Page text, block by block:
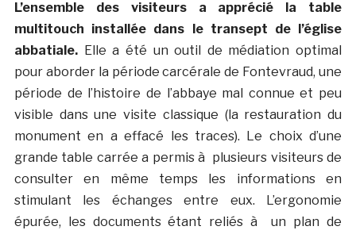
L’ensemble des visiteurs a apprécié la table
multitouch installée dans le transept de l’église
abbatiale.Elle a été un outil de médiation optimal
pour aborder la période carcérale de Fontevraud, une
période de l’histoire de l’abbaye mal connue et peu
visible dans une visite classique (la restauration du
monument en a effacé les traces). Le choix d’une
grande table carrée a permis à plusieurs visiteurs de
consulter en même temps les informations en
stimulant les échanges entre eux. L’ergonomie
épurée, les documents étant reliés à un plan de